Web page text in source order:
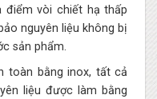
điểm vòi chiết hạ thấp
nguyên liệu không bị
sản phẩm.
toàn bằng inox, tất cả
liệu được làm bằng